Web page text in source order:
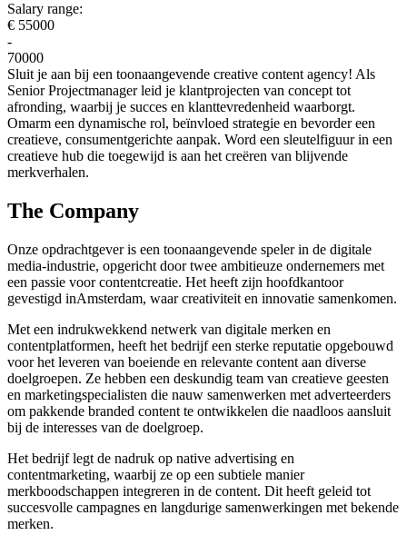
Salary range:
€ 55000
-
70000
Sluit je aan bij een toonaangevende creative content agency! Als
Senior Projectmanager leid je klantprojecten van concept tot
afronding, waarbij je succes en klanttevredenheid waarborgt.
Omarm een dynamische rol, beïnvloed strategie en bevorder een
creatieve, consumentgerichte aanpak. Word een sleutelfiguur in een
creatieve hub die toegewijd is aan het creëren van blijvende
merkverhalen.
The Company
Onze opdrachtgever is een toonaangevende speler in de digitale
media-industrie, opgericht door twee ambitieuze ondernemers met
een passie voor contentcreatie. Het heeft zijn hoofdkantoor
gevestigd inAmsterdam, waar creativiteit en innovatie samenkomen.
Met een indrukwekkend netwerk van digitale merken en
contentplatformen, heeft het bedrijf een sterke reputatie opgebouwd
voor het leveren van boeiende en relevante content aan diverse
doelgroepen. Ze hebben een deskundig team van creatieve geesten
en marketingspecialisten die nauw samenwerken met adverteerders
om pakkende branded content te ontwikkelen die naadloos aansluit
bij de interesses van de doelgroep.
Het bedrijf legt de nadruk op native advertising en
contentmarketing, waarbij ze op een subtiele manier
merkboodschappen integreren in de content. Dit heeft geleid tot
succesvolle campagnes en langdurige samenwerkingen met bekende
merken.